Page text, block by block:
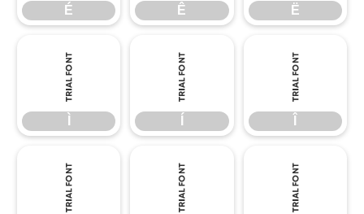
É Ê Ë
Ì Í Î
Ï Ð Ñ